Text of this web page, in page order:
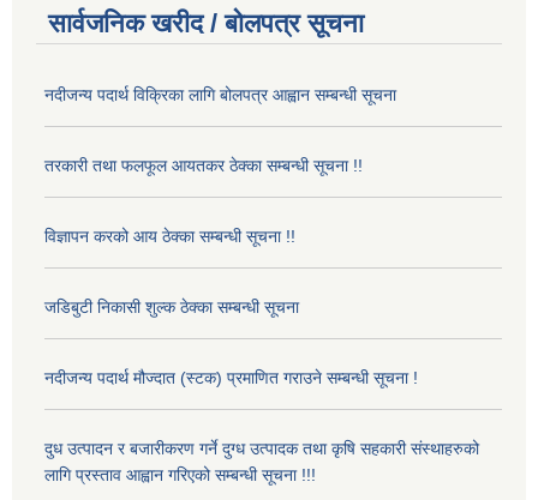
सार्वजनिक खरीद / बोलपत्र सूचना
नदीजन्य पदार्थ विक्रिका लागि बोलपत्र आह्वान सम्बन्धी सूचना
तरकारी तथा फलफूल आयतकर ठेक्का सम्बन्धी सूचना !!
विज्ञापन करको आय ठेक्का सम्बन्धी सूचना !!
जडिबुटी निकासी शुल्क ठेक्का सम्बन्धी सूचना
नदीजन्य पदार्थ मौज्दात (स्टक) प्रमाणित गराउने सम्बन्धी सूचना !
दुध उत्पादन र बजारीकरण गर्ने दुग्ध उत्पादक तथा कृषि सहकारी संस्थाहरुको
लागि प्रस्ताव आह्वान गरिएको सम्बन्धी सूचना !!!